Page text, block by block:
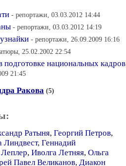
- репортажи, 03.03.2012 14:44
- репортажи, 03.03.2012 14:19
- репортажи, 26.09.2009 16:16
25.02.2002 22:54
подготовке национальных кадров
21:45
Ракова (5)
Ратыня, Георгий Петров,
Линдвест, Геннадий
, Иволга Летняя, Ольга
Павел Великанов, Диакон